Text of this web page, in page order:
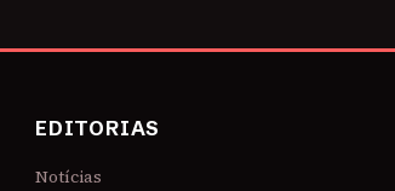
EDITORIAS
Notícias